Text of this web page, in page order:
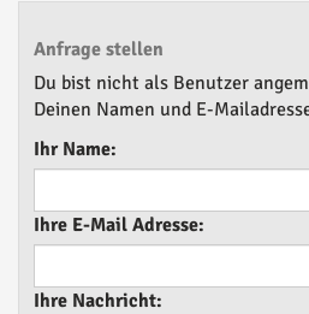
Anfrage stellen
Du bist nicht als Benutzer
Deinen Namen und E-
Ihr Name:
Ihre E-Mail Adresse:
Ihre Nachricht: